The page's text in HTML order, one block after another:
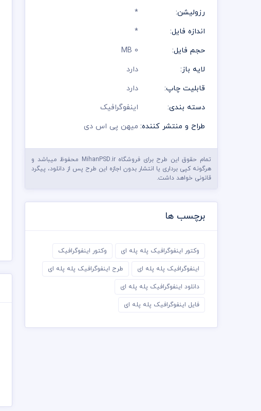
رزولیشن:
*
اندازه فایل:
*
حجم فایل:
0 MB
لایه باز:
دارد
قابلیت چاپ:
دارد
دسته بندی:
اینفوگرافیک
طراح و منتشر کننده: میهن پی اس دی
تمام حقوق این طرح برای فروشگاه MihanPSD.ir محفوظ میباشد و
هرگونه کپی برداری یا انتشار بدون اجازه این طرح پس از دانلود، پیگرد
قانونی خواهد داشت.
برچسب ها
وکتور اینفوگرافیک پله پله ای وکتور اینفوگرافیک
اینفوگرافیک پله پله ای طرح اینفوگرافیک پله پله ای
دانلود اینفوگرافیک پله پله ای
فایل اینفوگرافیک پله پله ای